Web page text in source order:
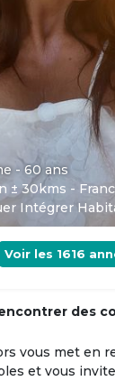
- 60ans
± 30kms -
Intégrer
Voir les 1616
des
vous met en
et vous